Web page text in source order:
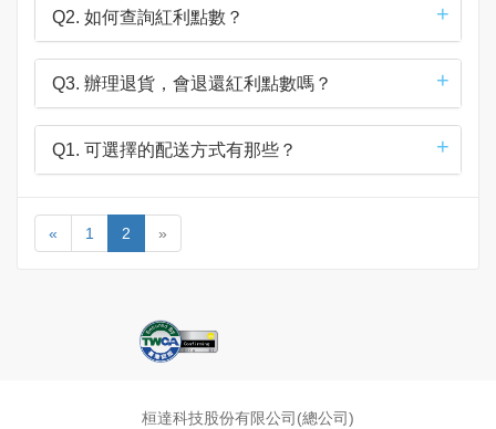
Q2. 如何查詢紅利點數？
Q3. 辦理退貨，會退還紅利點數嗎？
Q1. 可選擇的配送方式有那些？
« 1 2 »
桓達科技股份有限公司(總公司)